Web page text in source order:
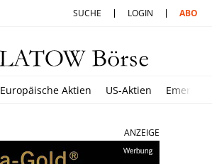
SUCHE LOGIN ABO
Europäische Aktien US-Aktien
ANZEIGE